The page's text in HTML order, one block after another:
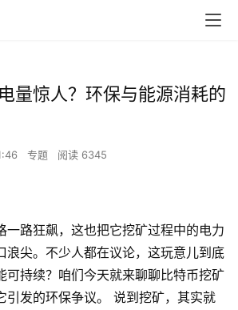
量惊人？环保与能源消耗的
专题 阅读 6345
一路狂飙，这也把它挖矿过程中的电力
浪尖。不少人都在议论，这玩意儿到底
可持续？咱们今天就来聊聊比特币挖矿
引发的环保争议。 说到挖矿，其实就